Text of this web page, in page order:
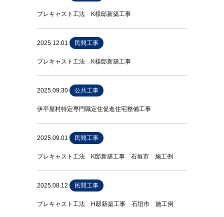
プレキャスト工法 K様邸新築工事
2025.12.01 民間工事
プレキャスト工法 K様邸新築工事
2025.09.30 公共工事
伊平屋村特定専門職定住促進住宅整備工事
2025.09.01 民間工事
プレキャスト工法 K邸新築工事 石垣市 施工例
2025.08.12 民間工事
プレキャスト工法 H邸新築工事 石垣市 施工例